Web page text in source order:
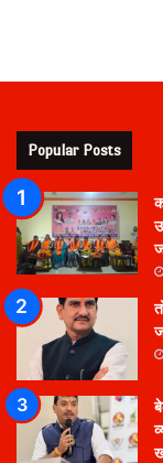
Popular Posts